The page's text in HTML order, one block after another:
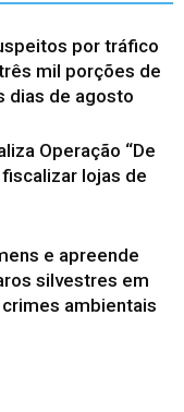
por tráfico
mil porções de
dias de agosto
Operação “De
fiscalizar lojas de
e apreende
silvestres em
ambientais